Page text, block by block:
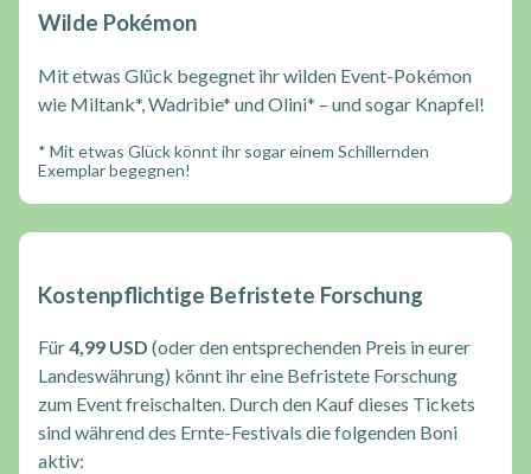
Wilde Pokémon
Mit etwas Glück begegnet ihr wilden Event-Pokémon
wie Miltank*, Wadribie* und Olini* – und sogar Knapfel!
* Mit etwas Glück könnt ihr sogar einem Schillernden
Exemplar begegnen!
Kostenpflichtige Befristete Forschung
Für4,99 USD (oder den entsprechenden Preis in eurer
Landeswährung) könnt ihr eine Befristete Forschung
zum Event freischalten. Durch den Kauf dieses Tickets
sind während des Ernte-Festivals die folgenden Boni
aktiv: